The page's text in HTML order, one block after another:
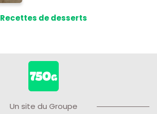
Recettes de desserts
Un site du Groupe